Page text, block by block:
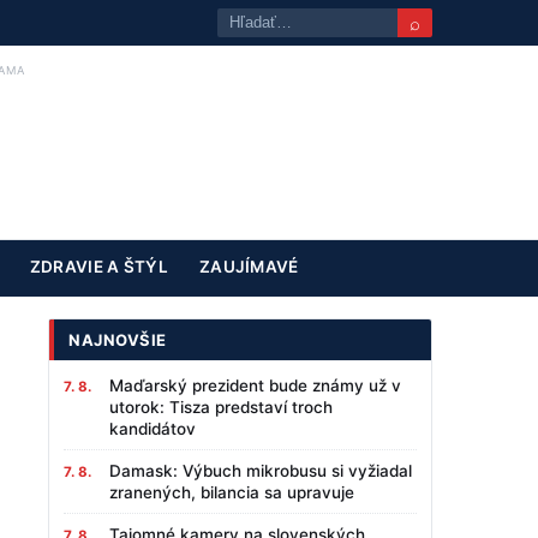
⌕
ZDRAVIE A ŠTÝL ZAUJÍMAVÉ
NAJNOVŠIE
7. 8.
Maďarský prezident bude známy už v
utorok: Tisza predstaví troch
kandidátov
7. 8.
Damask: Výbuch mikrobusu si vyžiadal
zranených, bilancia sa upravuje